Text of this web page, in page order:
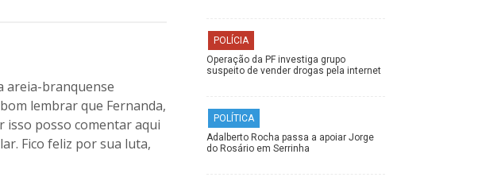
areia-branquense
lembrar que Fernanda,
isso posso comentar aqui
Fico feliz por sua luta,
POLÍCIA
Operação da PF investiga grupo
suspeito de vender drogas pela internet
POLÍTICA
Adalberto Rocha passa a apoiar Jorge
do Rosário em Serrinha